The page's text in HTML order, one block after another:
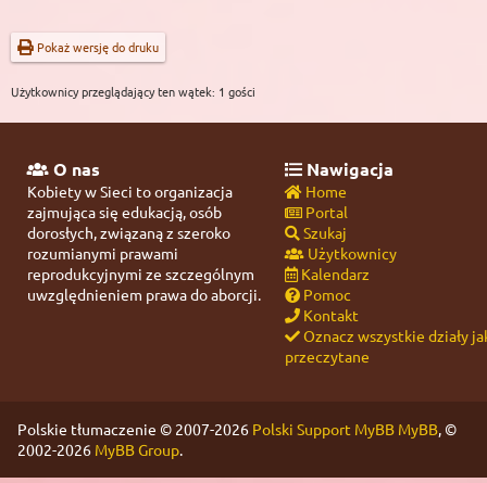
Pokaż wersję do druku
Użytkownicy przeglądający ten wątek: 1 gości
O nas
Kobiety w Sieci to organizacja
zajmująca się edukacją, osób
dorosłych, związaną z szeroko
rozumianymi prawami
reprodukcyjnymi ze szczególnym
uwzględnieniem prawa do aborcji.
Nawigacja
Home
Portal
Szukaj
Użytkownicy
Kalendarz
Pomoc
Kontakt
Oznacz wszystkie działy
przeczytane
Polskie tłumaczenie © 2007-2026 Polski Support MyBB MyBB, ©
2002-2026 MyBB Group.